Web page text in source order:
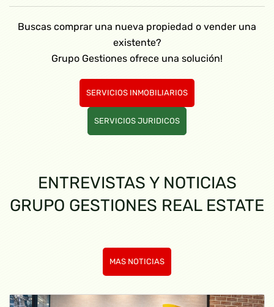
Buscas comprar una nueva propiedad o vender una
existente?
Grupo Gestiones ofrece una solución!
SERVICIOS INMOBILIARIOS
SERVICIOS JURIDICOS
ENTREVISTAS Y NOTICIAS
GRUPO GESTIONES REAL ESTATE
MAS NOTICIAS